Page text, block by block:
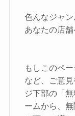
色んなジャン
あなたの店
もしこのペ
など、ご意
ジ下部の「
ームから、